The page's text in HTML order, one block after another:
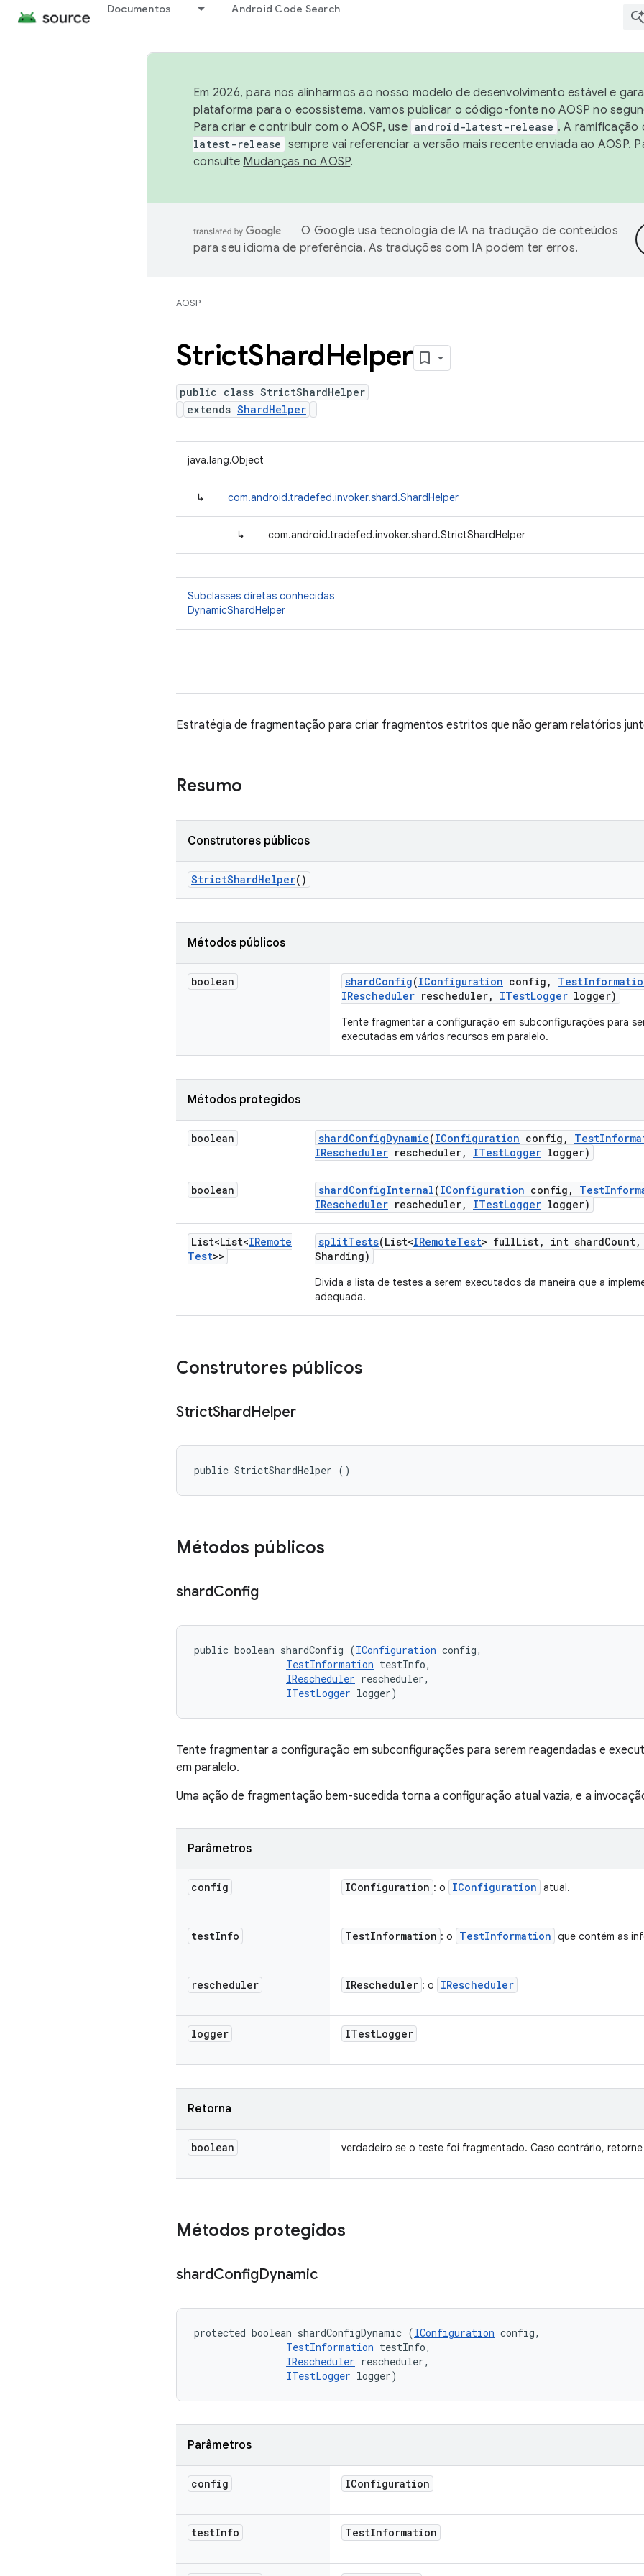
Documentos Android Code Search
Em 2026, para nos alinharmos ao nosso modelo de desenvolvimento estável e
plataforma para o ecossistema, vamos publicar o código-fonte no AOSP no
Para criar e contribuir com o AOSP, use android-latest-release . A
latest-release sempre vai referenciar a versão mais recente enviada ao AOSP.
consulte Mudanças no AOSP.
O Google usa tecnologia de IA na tradução de conteúdos
para seu idioma de preferência. As traduções com IA podem ter erros.
AOSP
StrictShardHelper
public class StrictShardHelper
extends ShardHelper
java.lang.Object
↳ com.android.tradefed.invoker.shard.ShardHelper
↳ com.android.tradefed.invoker.shard.StrictShardHelper
Subclasses diretas conhecidas
DynamicShardHelper
Estratégia de fragmentação para criar fragmentos estritos que não geram relatórios
Resumo
Construtores públicos
StrictShardHelper()
Métodos públicos
boolean shardConfig(IConfiguration config , Test
IRescheduler rescheduler, ITestLogger logger)
Tente fragmentar a configuração em subconfigurações para
executadas em vários recursos em paralelo.
Métodos protegidos
boolean shardConfigDynamic(IConfiguration config , Test
IRescheduler rescheduler, ITestLogger logger)
boolean shardConfigInternal(IConfiguration config , Test
IRescheduler rescheduler, ITestLogger logger)
List<List<IRemote
Test>>
splitTests(List<IRemoteTest> fullList, int shardCount,
Sharding)
Divida a lista de testes a serem executados da maneira que a
adequada.
Construtores públicos
StrictShardHelper
public StrictShardHelper ()
Métodos públicos
shardConfig
public boolean shardConfig (IConfiguration config,
TestInformation testInfo,
IRescheduler rescheduler,
ITestLogger logger)
Tente fragmentar a configuração em subconfigurações para serem reagendadas e
em paralelo.
Uma ação de fragmentação bem-sucedida torna a configuração atual vazia, e a
Parâmetros
config IConfiguration : o IConfiguration atual.
testInfo TestInformation : o TestInformation que contém as
rescheduler IRescheduler : o IRescheduler
logger ITestLogger
Retorna
boolean verdadeiro se o teste foi fragmentado. Caso contrário,
Métodos protegidos
shardConfigDynamic
protected boolean shardConfigDynamic (IConfiguration config,
TestInformation testInfo,
IRescheduler rescheduler,
ITestLogger logger)
Parâmetros
config IConfiguration
testInfo TestInformation